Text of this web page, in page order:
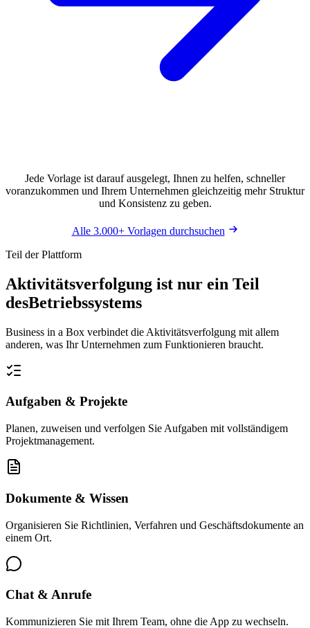
Jede Vorlage ist darauf ausgelegt, Ihnen zu helfen, schneller
voranzukommen und Ihrem Unternehmen gleichzeitig mehr Struktur
und Konsistenz zu geben.
Alle 3.000+ Vorlagen durchsuchen
Teil der Plattform
Aktivitätsverfolgung ist nur ein Teil
desBetriebssystems
Business in a Box verbindet die Aktivitätsverfolgung mit allem
anderen, was Ihr Unternehmen zum Funktionieren braucht.
Aufgaben & Projekte
Planen, zuweisen und verfolgen Sie Aufgaben mit vollständigem
Projektmanagement.
Dokumente & Wissen
Organisieren Sie Richtlinien, Verfahren und Geschäftsdokumente an
einem Ort.
Chat & Anrufe
Kommunizieren Sie mit Ihrem Team, ohne die App zu wechseln.